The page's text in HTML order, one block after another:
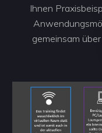
Ihnen
gemeinsam